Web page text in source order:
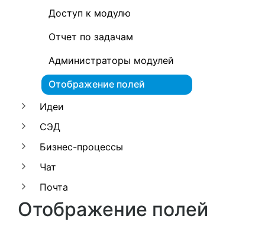
Доступ к модулю
Отчет по задачам
Администраторы модулей
Отображение полей
Идеи
СЭД
Бизнес-процессы
Чат
Почта
Отображение полей